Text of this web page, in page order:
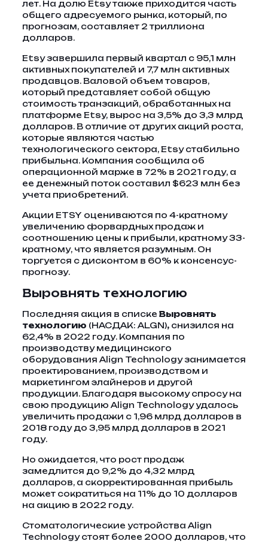
лет. На долю Etsy также приходится часть
общего адресуемого рынка, который, по
прогнозам, составляет 2 триллиона
долларов.
Etsy завершила первый квартал с 95,1 млн
активных покупателей и 7,7 млн ​​активных
продавцов. Валовой объем товаров,
который представляет собой общую
стоимость транзакций, обработанных на
платформе Etsy, вырос на 3,5% до 3,3 млрд
долларов. В отличие от других акций роста,
которые являются частью
технологического сектора, Etsy стабильно
прибыльна. Компания сообщила об
операционной марже в 72% в 2021 году, а
ее денежный поток составил $623 млн без
учета приобретений.
Акции ETSY оцениваются по 4-кратному
увеличению форвардных продаж и
соотношению цены к прибыли, кратному 33-
кратному, что является разумным. Он
торгуется с дисконтом в 60% к консенсус-
прогнозу.
Выровнять технологию
Последняя акция в списке Выровнять
технологию (НАСДАК: ALGN), снизился на
62,4% в 2022 году. Компания по
производству медицинского
оборудования Align Technology занимается
проектированием, производством и
маркетингом элайнеров и другой
продукции. Благодаря высокому спросу на
свою продукцию Align Technology удалось
увеличить продажи с 1,96 млрд долларов в
2018 году до 3,95 млрд долларов в 2021
году.
Но ожидается, что рост продаж
замедлится до 9,2% до 4,32 млрд
долларов, а скорректированная прибыль
может сократиться на 11% до 10 долларов
на акцию в 2022 году.
Стоматологические устройства Align
Technology стоят более 2000 долларов, что